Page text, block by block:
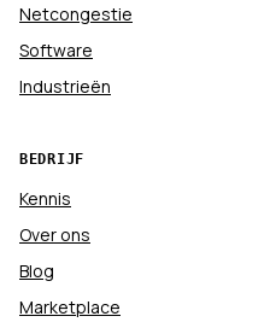
Netcongestie
Software
Industrieën
BEDRIJF
Kennis
Over ons
Blog
Marketplace